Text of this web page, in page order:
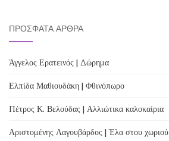
ΠΡΌΣΦΑΤΑ ΆΡΘΡΑ
Άγγελος Ερατεινός | Δώρημα
Ελπίδα Μαθιουδάκη | Φθινόπωρο
Πέτρος Κ. Βελούδας | Αλλιώτικα καλοκαίρια
Αριστομένης Λαγουβάρδος | Έλα στου χωριού